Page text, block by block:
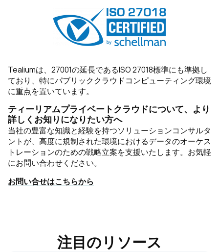
Tealiumは、27001の延長であるISO 27018標準にも準拠し
ており、特にパブリッククラウドコンピューティング環境
に重点を置いています。
ティーリアムプライベートクラウドについて、より
詳しくお知りになりたい方へ
当社の豊富な知識と経験を持つソリューションコンサルタ
ントが、高度に規制された環境におけるデータのオーケス
トレーションのための戦略立案を支援いたします。お気軽
にお問い合わせください。
お問い合せはこちらから
注目のリソース